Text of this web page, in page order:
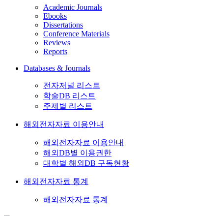
Academic Journals
Ebooks
Dissertations
Conference Materials
Reviews
Reports
Databases & Journals
전자저널 리스트
학술DB 리스트
주제별 리스트
해외전자자료 이용안내
해외전자자료 이용안내
해외DB별 이용권한
대학별 해외DB 구독현황
해외전자자료 통계
해외전자자료 통계